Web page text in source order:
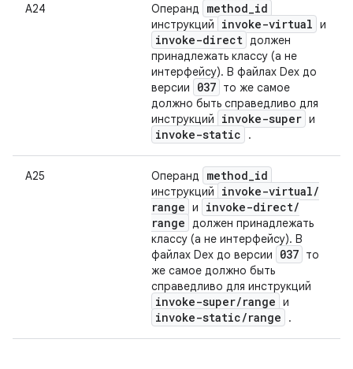
А24 Операнд method_id
инструкций invoke-virtual и
invoke-direct должен
принадлежать классу (а не
интерфейсу). В файлах Dex до
версии
037 то же самое
должно быть справедливо для
инструкций
invoke-super и
invoke-static .
А25 Операнд method_id
инструкций invoke-virtual/
range и invoke-direct/
range должен принадлежать
классу (а не интерфейсу). В
файлах Dex до версии
037 то
же самое должно быть
справедливо для инструкций
invoke-super/range и
invoke-static/range .